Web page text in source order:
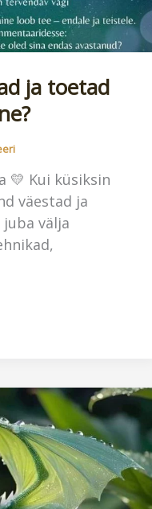
ja toetad
💛 Kui küsiksin
väestad ja
välja